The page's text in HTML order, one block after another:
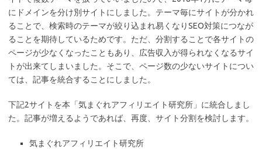
にドメインを分け別サイトにしました。テーマ毎にサイトが分かれ
ることで、検索時のテーマが絞り込まれ易くなりSEO対策につなが
ることを期待しているためです。ただ、分割することで各サイトの
ページが少なくなったこともあり、広告収入が得られなくなるサイ
トが出来てしまいました。そこで、ページ数の少ないサイトについ
ては、記事を統合することにしました。
下記2サイトを本「気まぐれアフィリエイト研究所」に統合しまし
た。記事が増えるようであれば、再度、サイト分割を検討します。
気まぐれアフィリエイト研究所